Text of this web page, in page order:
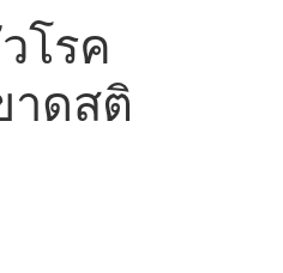
โรค
ดสติ